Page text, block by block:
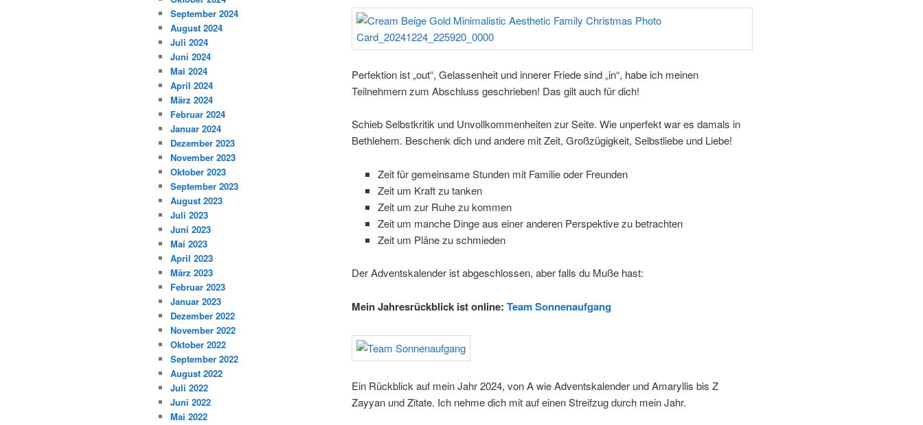
Perfektion ist „out“, Gelassenheit und innerer Friede sind „in“, habe ich meinen
Teilnehmern zum Abschluss geschrieben! Das gilt auch für dich!
Schieb Selbstkritik und Unvollkommenheiten zur Seite. Wie unperfekt war es damals in
Bethlehem. Beschenk dich und andere mit Zeit, Großzügigkeit, Selbstliebe und Liebe!
Zeit für gemeinsame Stunden mit Familie oder Freunden
Zeit um Kraft zu tanken
Zeit um zur Ruhe zu kommen
Zeit um manche Dinge aus einer anderen Perspektive zu betrachten
Zeit um Pläne zu schmieden
Der Adventskalender ist abgeschlossen, aber falls du Muße hast:
Mein Jahresrückblick ist online: Team Sonnenaufgang
Ein Rückblick auf mein Jahr 2024, von A wie Adventskalender und Amaryllis bis Z
Zayyan und Zitate. Ich nehme dich mit auf einen Streifzug durch mein Jahr.
September 2024
August 2024
Juli 2024
Juni 2024
Mai 2024
April 2024
März 2024
Februar 2024
Januar 2024
Dezember 2023
November 2023
Oktober 2023
September 2023
August 2023
Juli 2023
Juni 2023
Mai 2023
April 2023
März 2023
Februar 2023
Januar 2023
Dezember 2022
November 2022
Oktober 2022
September 2022
August 2022
Juli 2022
Juni 2022
Mai 2022